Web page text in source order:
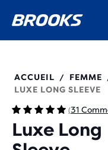
La toute nouvelle Ghost
Découvre la nouvelle
Expéditions gratuites
221683
ACCUEIL / FEMME
LUXE LONG SLEEVE
(31
Luxe Long